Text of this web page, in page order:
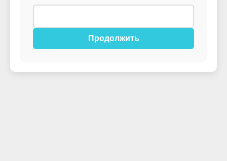
Продолжить